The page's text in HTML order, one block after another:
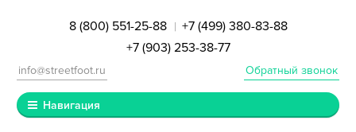
8 (800) 551-25-88 | +7 (499) 380-83-88
+7 (903) 253-38-77
Обратный звонок
info@streetfoot.ru
Навигация